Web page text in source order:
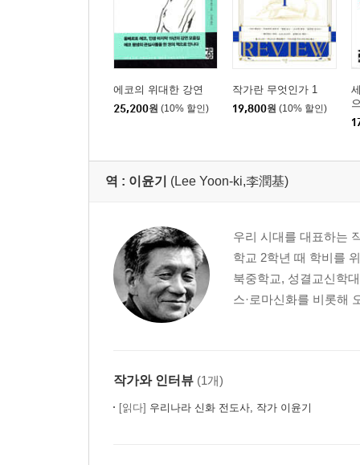
에코의 위대한 강연
25,200원 (10% 할인)
작가란 무엇인가 1
19,800원 (10% 할인)
역 : 이윤기 (Lee Yoon-ki,李潤基)
우리 시대를 대표하는
학교 2학년 때 학비를
북중학교, 성결교신학
스·로마신화를 비롯해
작가와 인터뷰 (1개)
[읽다] 우리나라 신화 전도사, 작가 이윤기